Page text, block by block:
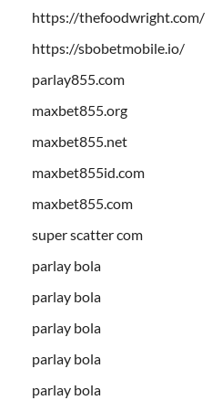
https://thefoodwright.com/
https://sbobetmobile.io/
parlay855.com
maxbet855.org
maxbet855.net
maxbet855id.com
maxbet855.com
super scatter com
parlay bola
parlay bola
parlay bola
parlay bola
parlay bola